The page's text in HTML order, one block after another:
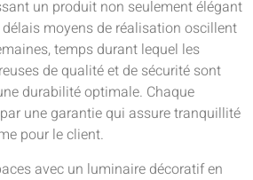
un produit non seulement élégant
moyens de réalisation oscillent
temps durant lequel les
de qualité et de sécurité sont
durabilité optimale. Chaque
une garantie qui assure tranquillité
pour le client.
avec un luminaire décoratif en